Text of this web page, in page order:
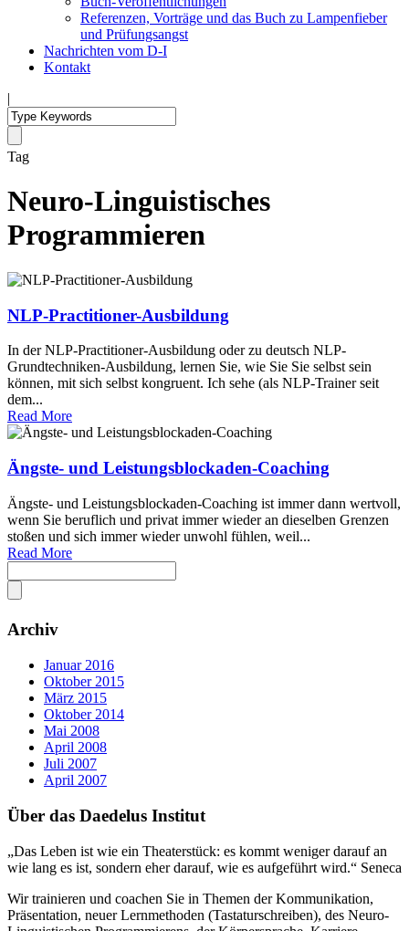
Referenzen, Vorträge und das Buch zu Lampenfieber
und Prüfungsangst
Nachrichten vom D-I
Kontakt
|
Tag
Neuro-Linguistisches
Programmieren
NLP-Practitioner-Ausbildung
In der NLP-Practitioner-Ausbildung oder zu deutsch NLP-
Grundtechniken-Ausbildung, lernen Sie, wie Sie Sie selbst sein
können, mit sich selbst kongruent. Ich sehe (als NLP-Trainer seit
dem...
Read More
Ängste- und Leistungsblockaden-Coaching
Ängste- und Leistungsblockaden-Coaching ist immer dann wertvoll,
wenn Sie beruflich und privat immer wieder an dieselben Grenzen
stoßen und sich immer wieder unwohl fühlen, weil...
Read More
Archiv
Januar 2016
Oktober 2015
März 2015
Oktober 2014
Mai 2008
April 2008
Juli 2007
April 2007
Über das Daedelus Institut
„Das Leben ist wie ein Theaterstück: es kommt weniger darauf an
wie lang es ist, sondern eher darauf, wie es aufgeführt wird.“ Seneca
Wir trainieren und coachen Sie in Themen der Kommunikation,
Präsentation, neuer Lernmethoden (Tastaturschreiben), des Neuro-